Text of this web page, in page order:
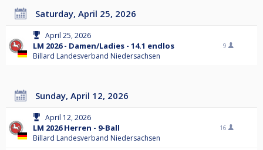
Saturday, April 25, 2026
April 25, 2026
LM 2026 - Damen/Ladies - 14.1 endlos
Billard Landesverband Niedersachsen
9
Sunday, April 12, 2026
April 12, 2026
LM 2026 Herren - 9-Ball
Billard Landesverband Niedersachsen
16